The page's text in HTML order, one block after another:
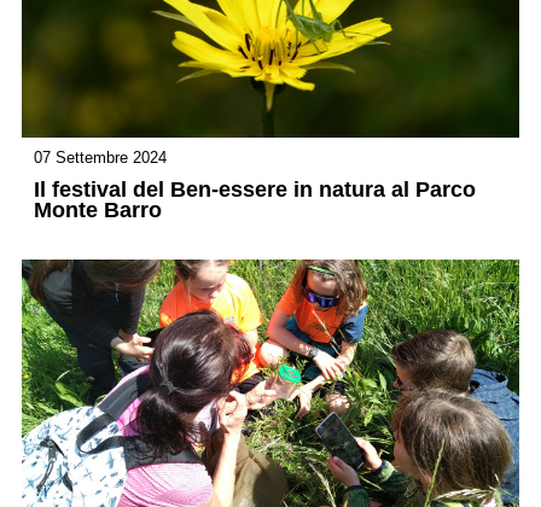
07 Settembre 2024
Il festival del Ben-essere in natura al Parco
Monte Barro